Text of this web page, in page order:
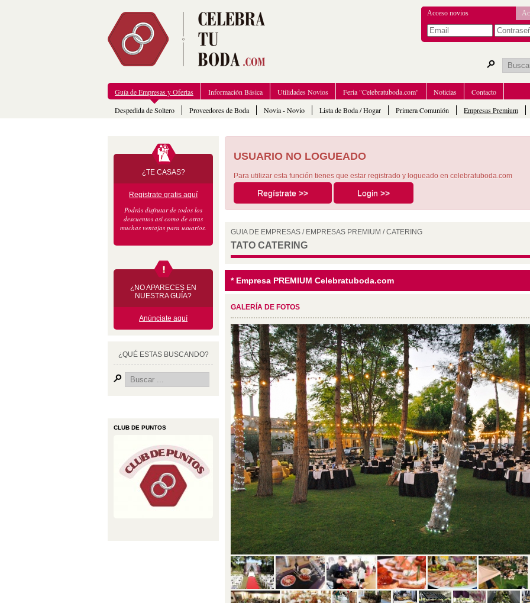
Acceso novios
Guía de Empresas y Ofertas
Despedida de Soltero
Proveedores de Boda Novia - Novio Lista de Boda / Hogar Primera Comunión Empresas Premium
Información Básica Utilidades Novios Feria "Celebratuboda.com" Noticias Contacto
¿TE CASAS?
Registrate gratis aquí
Podrás disfrutar de todos los
descuentos así como de otras
muchas ventajas para usuarios.
¿NO APARECES EN
NUESTRA GUÍA?
Anúnciate aquí
¿QUÉ ESTAS BUSCANDO?
CLUB DE PUNTOS
USUARIO NO LOGUEADO
Para utilizar esta función tienes que estar registrado y logueado en celebratuboda.com
Regístrate >> Login >>
GUIA DE EMPRESAS / EMPRESAS PREMIUM /CATERING
TATO CATERING
* Empresa PREMIUM Celebratuboda.com
GALERÍA DE FOTOS